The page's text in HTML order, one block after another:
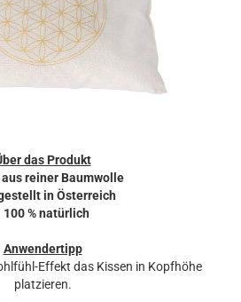
das Produkt
reiner Baumwolle
in Österreich
100 % natürlich
Anwendertipp
Effekt das Kissen in Kopfhöhe
platzieren.